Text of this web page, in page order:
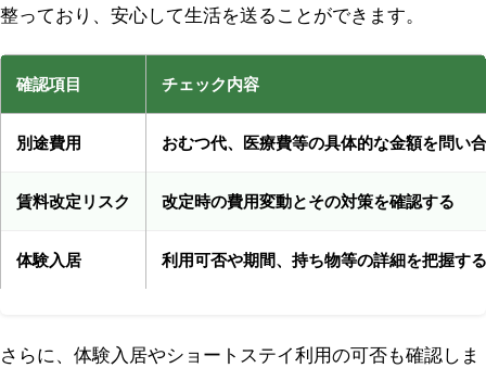
整っており、安心して生活を送ることができます。
確認項目 チェック内容
別途費用 おむつ代、医療費等の具体的な金額を問い
賃料改定リスク 改定時の費用変動とその対策を確認する
体験入居 利用可否や期間、持ち物等の詳細を把握する
さらに、体験入居やショートステイ利用の可否も確認しま